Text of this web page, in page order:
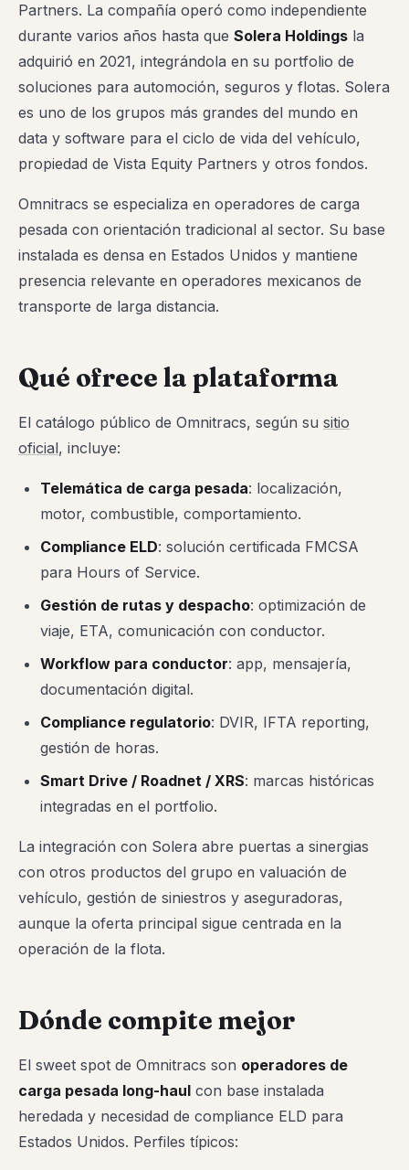
Partners. La compañía operó como independiente
durante varios años hasta que Solera Holdings la
adquirió en 2021, integrándola en su portfolio de
soluciones para automoción, seguros y flotas. Solera
es uno de los grupos más grandes del mundo en
data y software para el ciclo de vida del vehículo,
propiedad de Vista Equity Partners y otros fondos.
Omnitracs se especializa en operadores de carga
pesada con orientación tradicional al sector. Su base
instalada es densa en Estados Unidos y mantiene
presencia relevante en operadores mexicanos de
transporte de larga distancia.
Qué ofrece la plataforma
El catálogo público de Omnitracs, según su sitio
oficial, incluye:
Telemática de carga pesada: localización,
motor, combustible, comportamiento.
Compliance ELD: solución certificada FMCSA
para Hours of Service.
Gestión de rutas y despacho: optimización de
viaje, ETA, comunicación con conductor.
Workflow para conductor: app, mensajería,
documentación digital.
Compliance regulatorio: DVIR, IFTA reporting,
gestión de horas.
Smart Drive / Roadnet / XRS: marcas históricas
integradas en el portfolio.
La integración con Solera abre puertas a sinergias
con otros productos del grupo en valuación de
vehículo, gestión de siniestros y aseguradoras,
aunque la oferta principal sigue centrada en la
operación de la flota.
Dónde compite mejor
El sweet spot de Omnitracs son operadores de
carga pesada long-haul con base instalada
heredada y necesidad de compliance ELD para
Estados Unidos. Perfiles típicos: